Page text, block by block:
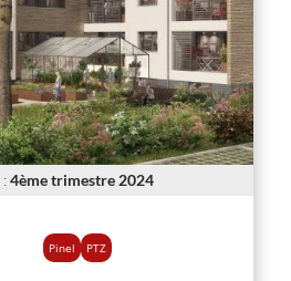
:4ème trimestre 2024
Pinel PTZ